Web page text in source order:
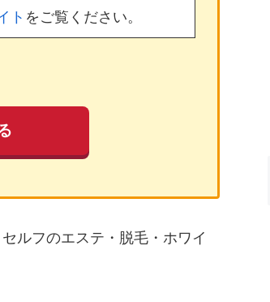
ト をご覧ください。
ルフのエステ・脱毛・ホワイ